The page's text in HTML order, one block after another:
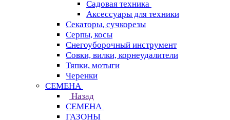
Садовая техника
Аксессуары для техники
Секаторы, сучкорезы
Серпы, косы
Снегоуборочный инструмент
Совки, вилки, корнеудалители
Тяпки, мотыги
Черенки
СЕМЕНА
Назад
СЕМЕНА
ГАЗОНЫ